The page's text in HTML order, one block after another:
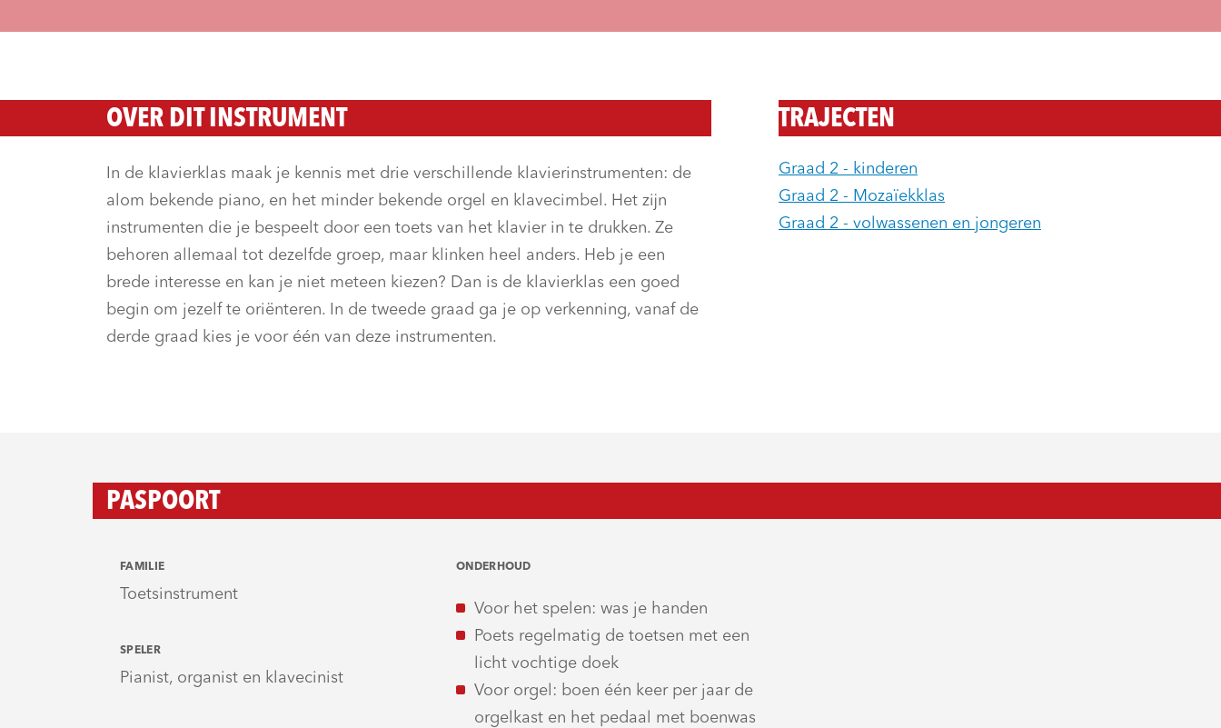
OVER DIT INSTRUMENT
In de klavierklas maak je kennis met drie verschillende klavierinstrumenten: de
alom bekende piano, en het minder bekende orgel en klavecimbel. Het zijn
instrumenten die je bespeelt door een toets van het klavier in te drukken. Ze
behoren allemaal tot dezelfde groep, maar klinken heel anders. Heb je een
brede interesse en kan je niet meteen kiezen? Dan is de klavierklas een goed
begin om jezelf te oriënteren. In de tweede graad ga je op verkenning, vanaf de
derde graad kies je voor één van deze instrumenten.
TRAJECTEN
Graad 2 - kinderen
Graad 2 - Mozaïekklas
Graad 2 - volwassenen en jongeren
PASPOORT
FAMILIE
Toetsinstrument
SPELER
Pianist, organist en klavecinist
ONDERHOUD
Voor het spelen: was je handen
Poets regelmatig de toetsen met een
licht vochtige doek
Voor orgel: boen één keer per jaar de
orgelkast en het pedaal met boenwas